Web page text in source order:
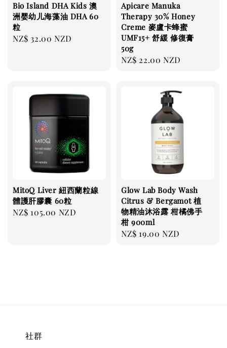
Bio Island DHA Kids 澳
洲婴幼儿海藻油 DHA 60
粒
Regular
NZ$ 32.00 NZD
Apicare Manuka
Therapy 30% Honey
Creme 麥盧卡蜂蜜
UMF15+ 舒緩 修復膏
50g
Regular
NZ$ 22.00 NZD
MitoQ Liver 紐西蘭粒線
體護肝膠囊 60粒
Regular
NZ$ 105.00 NZD
Glow Lab Body Wash
Citrus & Bergamot 植
物精油沐浴露 柑橘佛手
柑 900ml
Regular
NZ$ 19.00 NZD
社群